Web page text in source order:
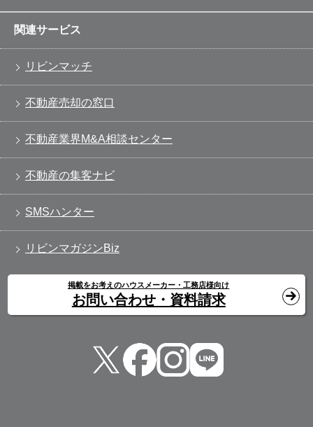
関連サービス
リビンマッチ
不動産売却の窓口
不動産業界M&A相談センター
不動産の集客ナビ
SMSハンター
リビンマガジンBiz
掲載をお考えのハウスメーカー・工務店様向け
お問い合わせ・資料請求